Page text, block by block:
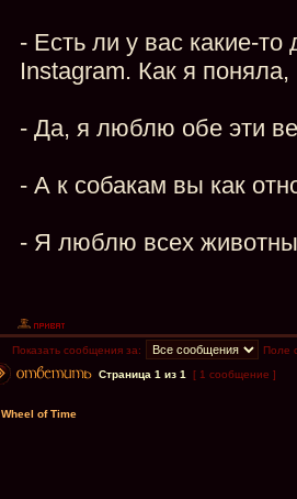
- Есть ли у вас какие-
Instagram. Как я
- Да, я люблю обе эти
- А к собакам вы как
- Я люблю всех
Показать сообщения за:
Поле
Страница 1 из 1 [ 1 сообщение ]
Wheel of Time